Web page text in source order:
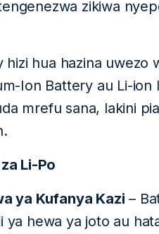
zikiwa
hizi hua hazina uwezo
Ion Battery au Li-
mrefu sana, lakini
Li-Po
ya Kufanya Kazi –
ya hewa ya joto au